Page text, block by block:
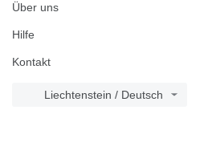
Über uns
Hilfe
Kontakt
Liechtenstein / Deutsch